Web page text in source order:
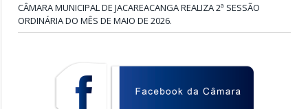
CÂMARA MUNICIPAL DE JACAREACANGA REALIZA 2ª SESSÃO
ORDINÁRIA DO MÊS DE MAIO DE 2026.